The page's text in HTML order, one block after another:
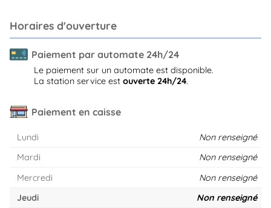
Horaires d'ouverture
Paiement par automate 24h/24
Le paiement sur un automate est disponible.
La station service est ouverte 24h/24.
Paiement en caisse
Lundi
Non renseigné
Mardi
Non renseigné
Mercredi
Non renseigné
Jeudi
Non renseigné